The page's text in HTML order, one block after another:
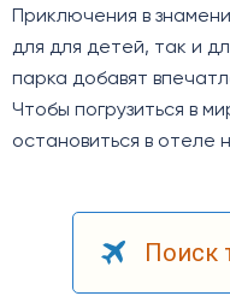
Приключения в
для для детей, так и
парка добавят
Чтобы погрузиться в
остановиться в отеле
Поиск